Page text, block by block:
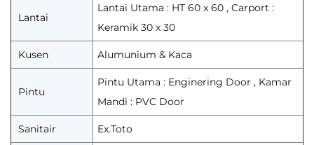
Lantai
Lantai Utama : HT 60 x 60 , Carport :
Keramik 30 x 30
Kusen Alumunium & Kaca
Pintu
Pintu Utama : Enginering Door , Kamar
Mandi : PVC Door
Sanitair Ex.Toto